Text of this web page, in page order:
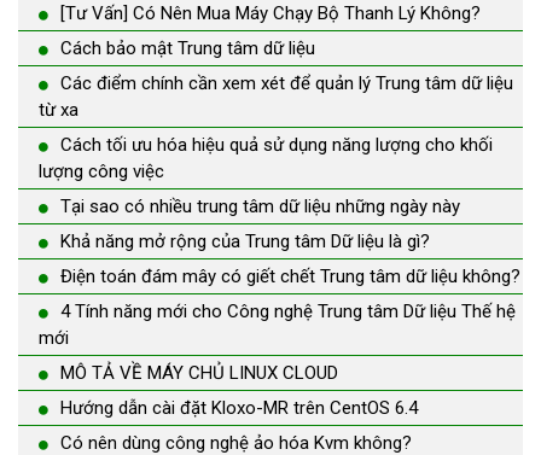
[Tư Vấn] Có Nên Mua Máy Chạy Bộ Thanh Lý Không?
Cách bảo mật Trung tâm dữ liệu
Các điểm chính cần xem xét để quản lý Trung tâm dữ liệu
từ xa
Cách tối ưu hóa hiệu quả sử dụng năng lượng cho khối
lượng công việc
Tại sao có nhiều trung tâm dữ liệu những ngày này
Khả năng mở rộng của Trung tâm Dữ liệu là gì?
Điện toán đám mây có giết chết Trung tâm dữ liệu không?
4 Tính năng mới cho Công nghệ Trung tâm Dữ liệu Thế hệ
mới
MÔ TẢ VỀ MÁY CHỦ LINUX CLOUD
Hướng dẫn cài đặt Kloxo-MR trên CentOS 6.4
Có nên dùng công nghệ ảo hóa Kvm không?